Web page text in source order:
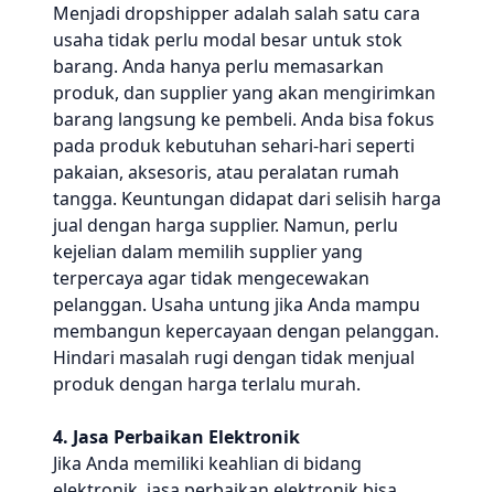
Menjadi dropshipper adalah salah satu cara
usaha tidak perlu modal besar untuk stok
barang. Anda hanya perlu memasarkan
produk, dan supplier yang akan mengirimkan
barang langsung ke pembeli. Anda bisa fokus
pada produk kebutuhan sehari-hari seperti
pakaian, aksesoris, atau peralatan rumah
tangga. Keuntungan didapat dari selisih harga
jual dengan harga supplier. Namun, perlu
kejelian dalam memilih supplier yang
terpercaya agar tidak mengecewakan
pelanggan. Usaha untung jika Anda mampu
membangun kepercayaan dengan pelanggan.
Hindari masalah rugi dengan tidak menjual
produk dengan harga terlalu murah.
4. Jasa Perbaikan Elektronik
Jika Anda memiliki keahlian di bidang